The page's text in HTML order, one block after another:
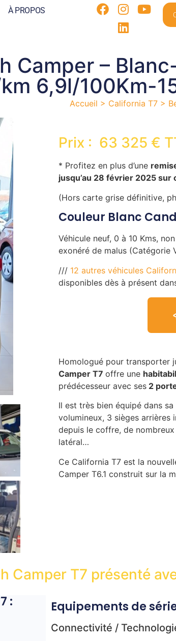
À PROPOS
Camper –
6,9l/100Km-
Accueil > California T7 >
Homologué pour transporter
Camper T7 offre une
prédécesseur avec ses 2
Il est très bien équipé dans
volumineux, 3 sièges
depuis le coffre, de
latéral…
Ce California T7 est la
Camper T6.1 construit sur la
Prix : 63 325 €
* Profitez en plus d’une
jusqu’au 28 février 2025 sur
(Hors carte grise définitive,
Couleur Blanc
Véhicule neuf, 0 à 10 Kms,
exonéré de malus (Catégorie
/// 12 autres véhicules
disponibles dès à présent
Camper T7 présenté
: Equipements de
Connectivité /